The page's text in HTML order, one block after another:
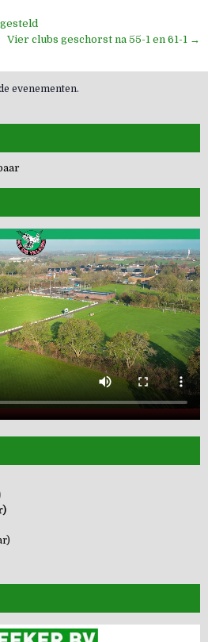
Vier clubs geschorst na 55-1 en 61-1 →
evenementen.